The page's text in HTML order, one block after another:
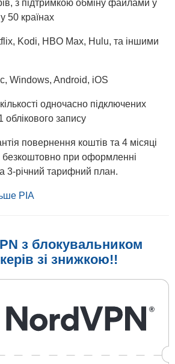
з підтримкою обміну файлами у
50 країнах
Kodi, HBO Max, Hulu, та іншими
Windows, Android, iOS
одночасно підключених
облікового запису
повернення коштів та 4 місяці
безкоштовно при оформленні
3-річний тарифний план.
PIA
з блокувальником
зі знижкою!!